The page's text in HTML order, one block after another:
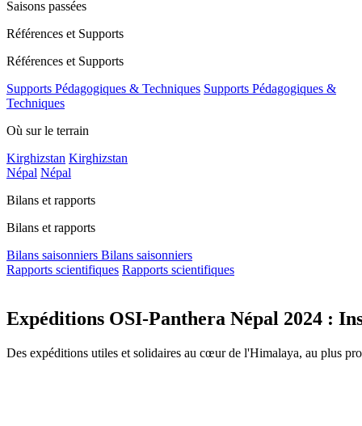
Saisons passées
Références et Supports
Références et Supports
Supports Pédagogiques & Techniques Supports Pédagogiques &
Techniques
Où sur le terrain
Kirghizstan Kirghizstan
Népal Népal
Bilans et rapports
Bilans et rapports
Bilans saisonniers Bilans saisonniers
Rapports scientifiques Rapports scientifiques
Expéditions OSI-Panthera Népal 2024 :
Des expéditions utiles et solidaires au cœur de l'Himalaya, au plus